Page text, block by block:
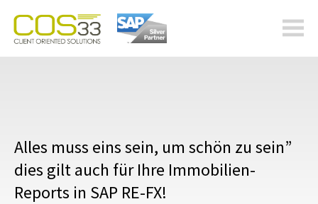
cos-
Alles muss eins sein, um schön zu sein”
dies gilt auch für Ihre Immobilien-
Reports in SAP RE-FX!